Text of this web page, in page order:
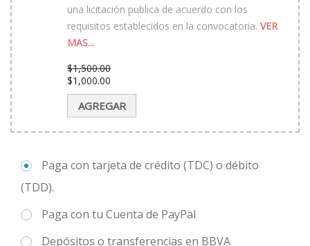
una licitación publica de acuerdo con los
requisitos establecidos en la convocatoria. VER
MAS...
$1,500.00
El
precio
original
era:
$1,500.00.
$1,000.00
El
precio
actual
es:
AGREGAR
Paga con tarjeta de crédito (TDC) o débito
(TDD).
Paga con tu Cuenta de PayPal
Depósitos o transferencias en BBVA